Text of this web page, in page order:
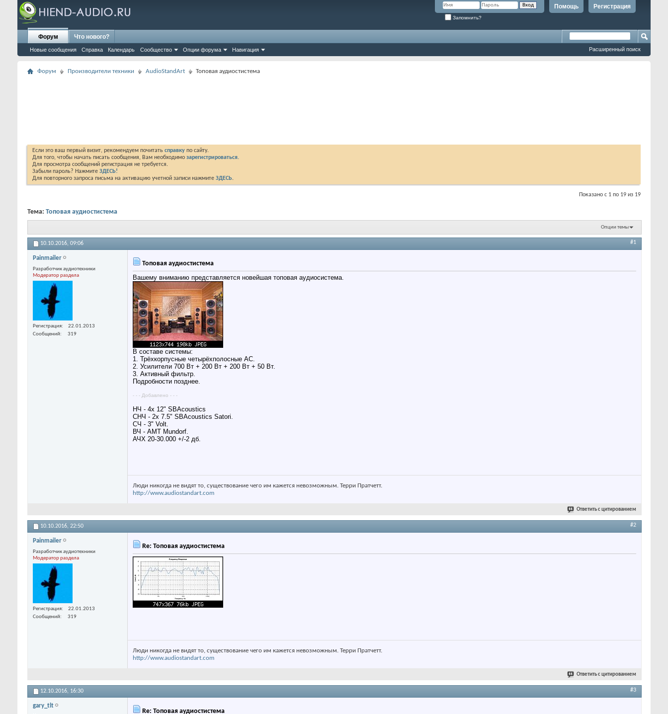
Регистрация
Помощь
Запомнить?
Форум
Новые сообщения Справка Календарь Сообщество Опции форума Навигация
Что нового?
Расширенный поиск
Форум Производители техники AudioStandArt Топовая аудиостистема
Если это ваш первый визит, рекомендуем почитать справку по сайту.
Для того, чтобы начать писать сообщения, Вам необходимо зарегистрироваться.
Для просмотра сообщений регистрация не требуется.
Забыли пароль? Нажмите ЗДЕСЬ!
Для повторного запроса письма на активацию учетной записи нажмите ЗДЕСЬ.
Показано с 1 по 19 из 19
Тема: Топовая аудиостистема
Опции темы
10.10.2016, 09:06 #1
Painmailer
Разработчик аудиотехники
Модератор раздела
Регистрация
22.01.2013
Сообщений
319
Топовая аудиостистема
Вашему вниманию представляется новейшая топовая аудиосистема.
В составе системы:
1. Трёхкорпусные четырёхполосные АС.
2. Усилители 700 Вт + 200 Вт + 200 Вт + 50 Вт.
3. Активный фильтр.
Подробности позднее.
- - - Добавлено - - -
НЧ - 4x 12" SBAcoustics
СНЧ - 2x 7.5" SBAcoustics Satori.
СЧ - 3" Volt.
ВЧ - AMT Mundorf.
АЧХ 20-30.000 +/-2 дб.
Люди никогда не видят то, существование чего им кажется невозможным. Терри Пратчетт.
http://www.audiostandart.com
Ответить с цитированием
10.10.2016, 22:50 #2
Painmailer
Разработчик аудиотехники
Модератор раздела
Регистрация
22.01.2013
Сообщений
319
Re: Топовая аудиостистема
Люди никогда не видят то, существование чего им кажется невозможным. Терри Пратчетт.
http://www.audiostandart.com
Ответить с цитированием
12.10.2016, 16:30 #3
gary_tlt
Re: Топовая аудиостистема